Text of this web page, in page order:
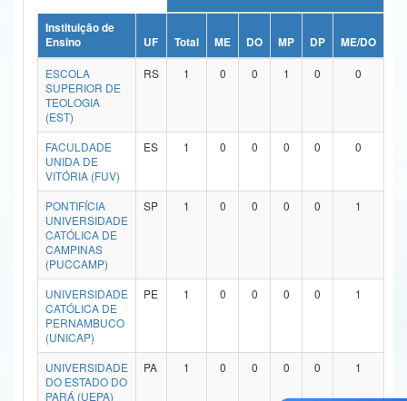
Ministério da Ciência, Tecnologia, Inovações e Comunicações
Ministério do Meio Ambiente
Ministério do Turismo
Ministério do Desenvolvimento Regional
Controladoria-Geral da União
Ministério da Mulher, da Família e dos Direitos Humanos
Secretaria-Geral
Secretaria de Governo
Gabinete de Segurança Institucional
Advocacia-Geral da União
Banco Central do Brasil
Instituição de
Ensino
UF Total ME DO MP DP ME/DO
ESCOLA
SUPERIOR DE
TEOLOGIA
(EST)
RS 1 0 0 1 0 0
FACULDADE
UNIDA DE
VITÓRIA (FUV)
ES 1 0 0 0 0 0
PONTIFÍCIA
UNIVERSIDADE
CATÓLICA DE
CAMPINAS
(PUCCAMP)
SP 1 0 0 0 0 1
UNIVERSIDADE
CATÓLICA DE
PERNAMBUCO
(UNICAP)
PE 1 0 0 0 0 1
UNIVERSIDADE
DO ESTADO DO
PARÁ (UEPA)
PA 1 0 0 0 0 1